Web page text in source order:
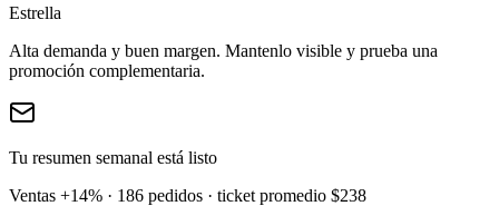
Estrella
Alta demanda y buen margen. Mantenlo visible y prueba una
promoción complementaria.
Tu resumen semanal está listo
Ventas +14% · 186 pedidos · ticket promedio $238